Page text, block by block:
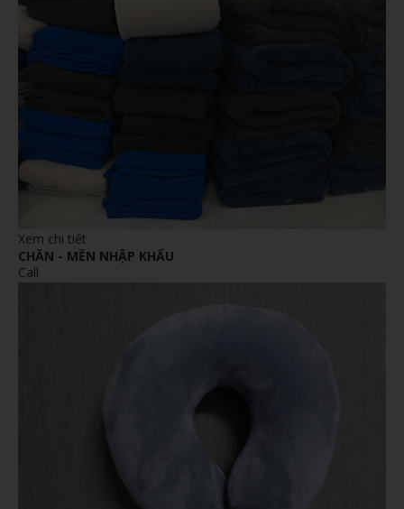
Xem chi tiết
CHĂN - MỀN NHẬP KHẨU
Call